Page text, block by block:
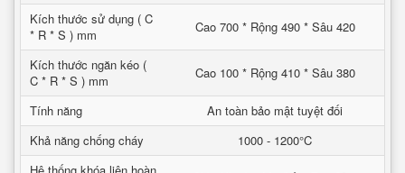
Kích thước sử dụng ( C
* R * S ) mm
Cao 700 * Rộng 490 * Sâu 420
Kích thước ngăn kéo (
C * R * S ) mm
Cao 100 * Rộng 410 * Sâu 380
Tính năng
An toàn bảo mật tuyệt đối
Khả năng chống cháy
1000 - 1200°C